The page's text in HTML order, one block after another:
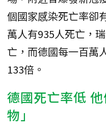
個國家感染死亡率卻
萬人有935人死亡，
亡，而德國每一百萬
133倍。
德國死亡率低
物」